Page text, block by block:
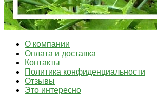
О компании
Оплата и доставка
Контакты
Политика конфиденциальности
Отзывы
Это интересно